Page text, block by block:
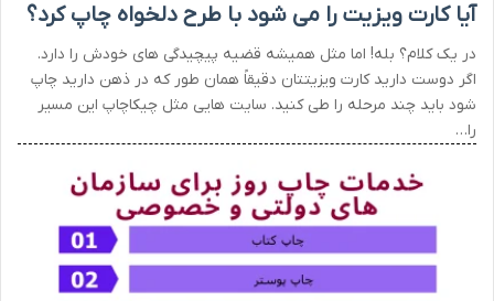
آیا کارت ویزیت را می شود با طرح دلخواه چاپ کرد؟
در یک کلام؟ بله! اما مثل همیشه قضیه پیچیدگی های خودش را دارد.
اگر دوست دارید کارت ویزیتتان دقیقاً همان طور که در ذهن دارید چاپ
شود باید چند مرحله را طی کنید. سایت هایی مثل چیکاچاپ این مسیر
را…